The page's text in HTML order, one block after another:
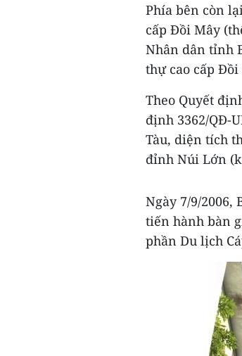
Phía bên còn
cấp Đồi Mây
Nhân dân tỉnh
thự cao cấp
Theo Quyết
định 3362/QĐ-
Tàu, diện tích
đỉnh Núi Lớn
Ngày 7/9/2006,
tiến hành bàn
phần Du lịch